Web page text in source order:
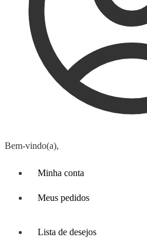
Bem-vindo(a),
Minha conta
Meus pedidos
Lista de desejos